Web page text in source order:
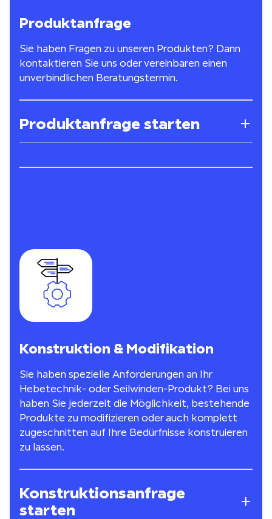
Produktanfrage
Sie haben Fragen zu unseren Produkten? Dann
kontaktieren Sie uns oder vereinbaren einen
unverbindlichen Beratungstermin.
Produktanfrage starten
Konstruktion & Modifikation
Sie haben spezielle Anforderungen an Ihr
Hebetechnik- oder Seilwinden-Produkt? Bei uns
haben Sie jederzeit die Möglichkeit, bestehende
Produkte zu modifizieren oder auch komplett
zugeschnitten auf Ihre Bedürfnisse konstruieren
zu lassen.
Konstruktionsanfrage
starten